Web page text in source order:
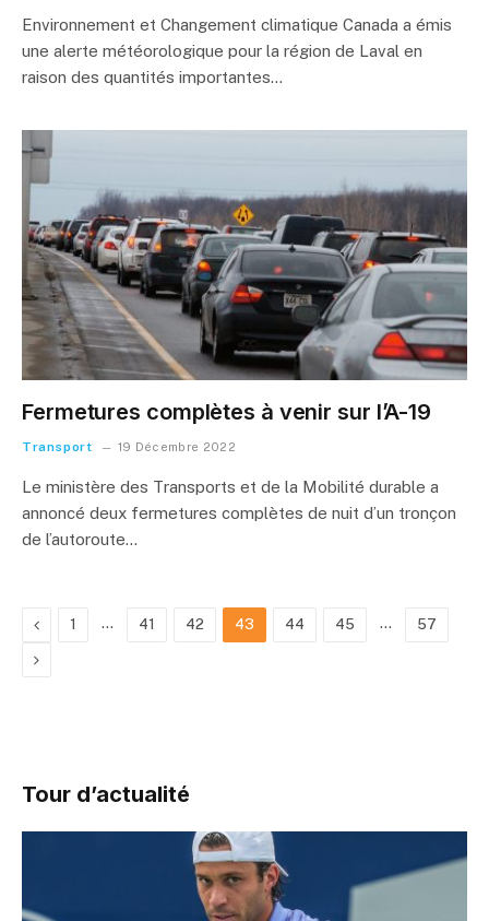
Environnement et Changement climatique Canada a émis
une alerte météorologique pour la région de Laval en
raison des quantités importantes…
Fermetures complètes à venir sur l’A-19
Transport 19 Décembre 2022
Le ministère des Transports et de la Mobilité durable a
annoncé deux fermetures complètes de nuit d’un tronçon
de l’autoroute…
Previous
1 … 41 42 43 44 45 … 57
Next
Tour d’actualité